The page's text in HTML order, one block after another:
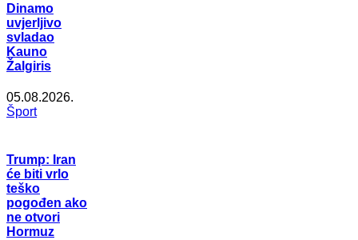
Dinamo
uvjerljivo
svladao
Kauno
Žalgiris
05.08.2026.
Šport
Trump: Iran
će biti vrlo
teško
pogođen ako
ne otvori
Hormuz